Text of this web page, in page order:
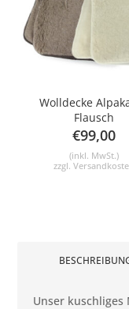
Unser kuschliges
Wolldecke
Flausch
€99,00
(inkl. MwSt.)
zzgl.